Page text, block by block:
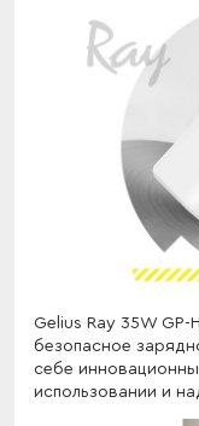
Gelius Ray 35W
безопасное
себе
использовании и